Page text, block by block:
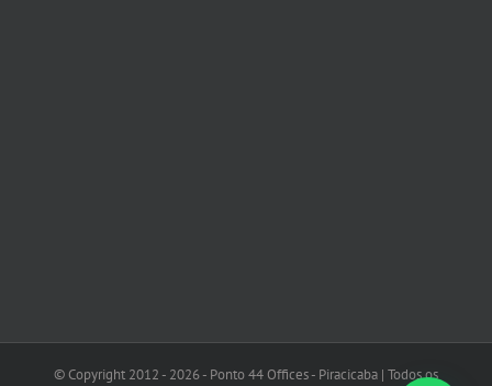
© Copyright 2012 - 2026 - Ponto 44 Offices - Piracicaba | Todos os